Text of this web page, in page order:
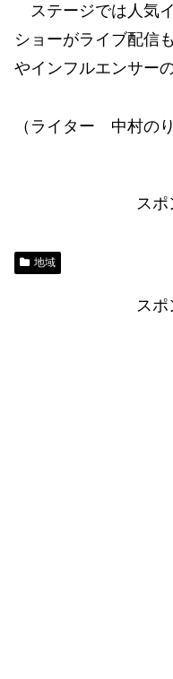
ステージでは人気
ショーがライブ配信
やインフルエンサー
（ライター 中村のり
ス
地域
スポ